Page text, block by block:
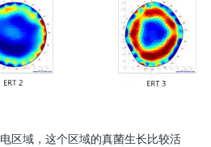
区域，这个区域的真菌生长比较活